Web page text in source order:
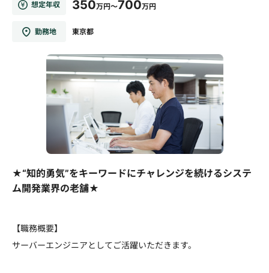
想定年収 350万円～700万円
勤務地 東京都
★“知的勇気”をキーワードにチャレンジを続けるシステ
ム開発業界の老舗★
【職務概要】
サーバーエンジニアとしてご活躍いただきます。